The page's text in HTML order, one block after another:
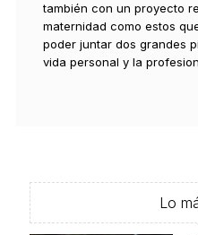
también con un proyecto
maternidad como estos
poder juntar dos grandes
vida personal y la
Lo